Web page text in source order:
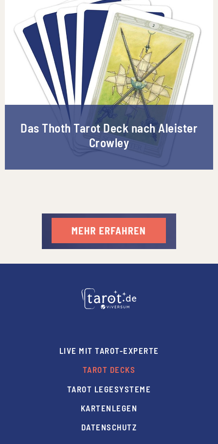
Das Thoth Tarot Deck nach Aleister
Crowley
LIVE MIT TAROT-EXPERTE
TAROT DECKS
TAROT LEGESYSTEME
KARTENLEGEN
DATENSCHUTZ